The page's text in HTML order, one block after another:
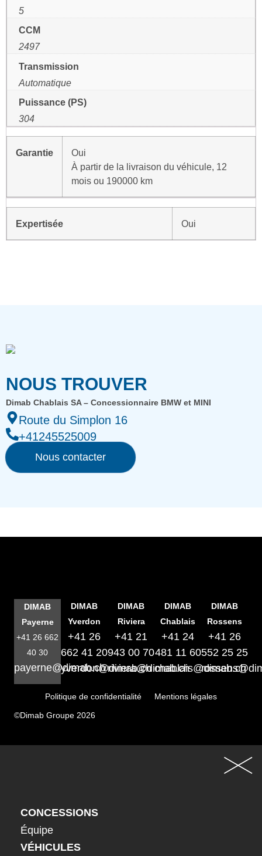
5
CCM
2497
Transmission
Automatique
Puissance (PS)
304
Garantie
Oui
À partir de la livraison du véhicule, 12
mois ou 190000 km
Expertisée Oui
NOUS TROUVER
Dimab Chablais SA – Concessionnaire BMW et MINI
Route du Simplon 16
+41245525009
Nous contacter
DIMAB
Payerne
+41 26 662
40 30
payerne@dimab.ch
DIMAB
Yverdon
+41 26
662 41 20
yverdon@dimab.ch
DIMAB
Riviera
+41 21
943 00 70
riviera@dimab.ch
DIMAB
Chablais
+41 24
481 11 60
chablais@dimab.ch
DIMAB
Rossens
+41 26
552 25 25
Politique de confidentialité
Mentions légales
©Dimab Groupe 2026
CONCESSIONS
Équipe
VÉHICULES